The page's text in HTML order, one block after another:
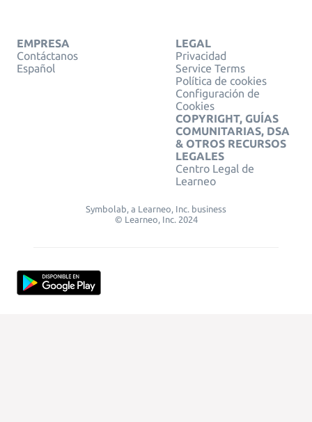
EMPRESA
Contáctanos
Español
LEGAL
Privacidad
Service Terms
Política de cookies
Configuración de
Cookies
COPYRIGHT, GUÍAS
COMUNITARIAS, DSA
& OTROS RECURSOS
LEGALES
Centro Legal de
Learneo
Symbolab, a Learneo, Inc. business
© Learneo, Inc. 2024